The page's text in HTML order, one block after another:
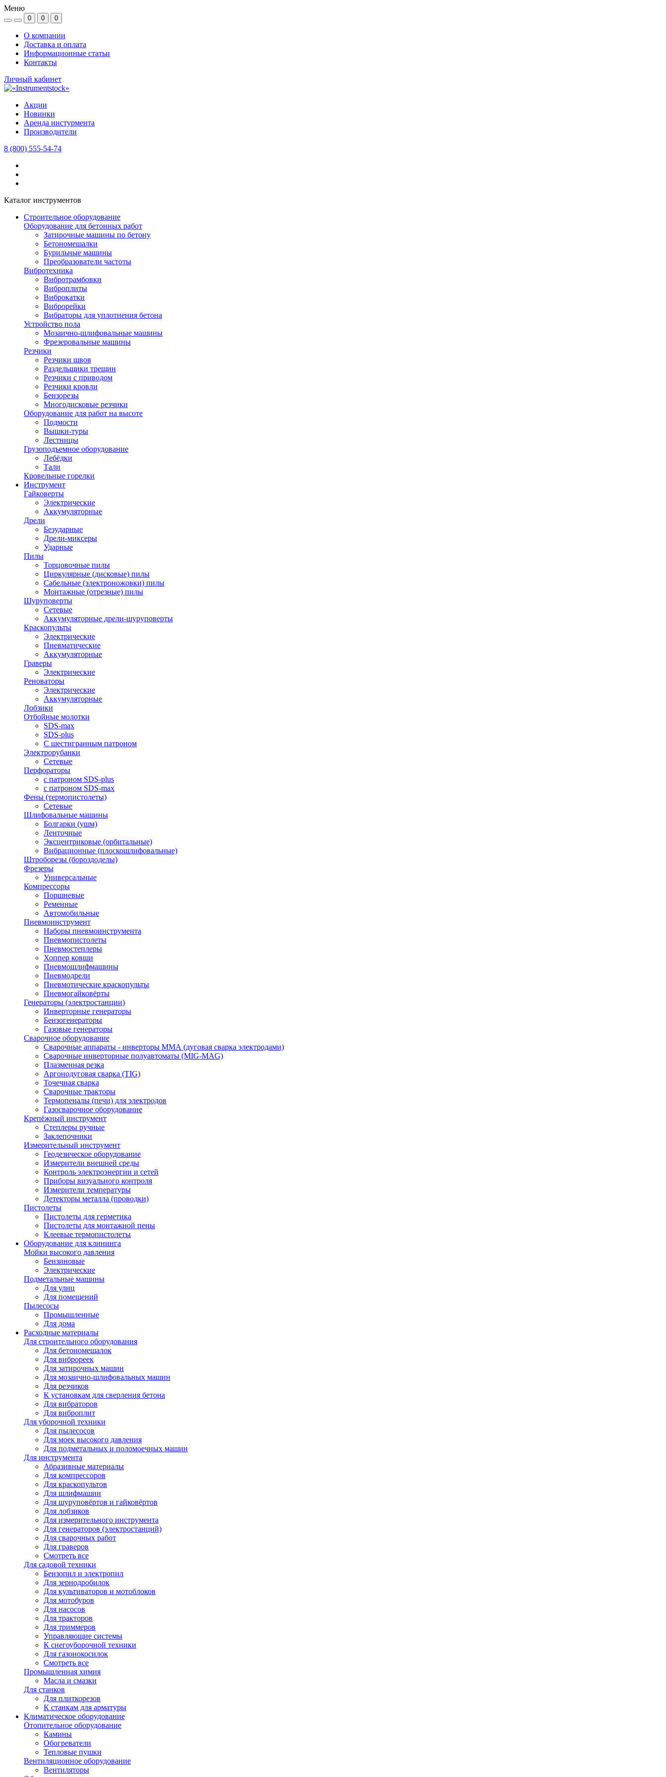
Меню
0 0 0
О компании
Доставка и оплата
Информационные статьи
Контакты
Личный кабинет
Акции
Новинки
Аренда инстурмента
Производители
8 (800) 555-54-74
Каталог инструментов
Строительное оборудование
Оборудование для бетонных работ
Затирочные машины по бетону
Бетономешалки
Бурильные машины
Преобразователи частоты
Вибротехника
Вибротрамбовки
Виброплиты
Виброкатки
Виброрейки
Вибраторы для уплотнения бетона
Устройство пола
Мозаично-шлифовальные машины
Фрезеровальные машины
Резчики
Резчики швов
Раздельщики трещин
Резчики с приводом
Резчики кровли
Бензорезы
Многодисковые резчики
Оборудование для работ на высоте
Подмости
Вышки-туры
Лестницы
Грузоподъемное оборудование
Лебёдки
Тали
Кровельные горелки
Инструмент
Гайковерты
Электрические
Аккумуляторные
Дрели
Безударные
Дрели-миксеры
Ударные
Пилы
Торцовочные пилы
Циркулярные (дисковые) пилы
Сабельные (электроножовки) пилы
Монтажные (отрезные) пилы
Шуруповерты
Сетевые
Аккумуляторные дрели-шуруповерты
Краскопульты
Электрические
Пневматические
Аккумуляторные
Граверы
Электрические
Реноваторы
Электрические
Аккумуляторные
Лобзики
Отбойные молотки
SDS-max
SDS-plus
С шестигранным патроном
Электрорубанки
Сетевые
Перфораторы
с патроном SDS-plus
с патроном SDS-max
Фены (термопистолеты)
Сетевые
Шлифовальные машины
Болгарки (ушм)
Ленточные
Эксцентриковые (орбитальные)
Вибрационные (плоскошлифовальные)
Штроборезы (бороздоделы)
Фрезеры
Универсальные
Компрессоры
Поршневые
Ременные
Автомобильные
Пневмоинструмент
Наборы пневмоинструмента
Пневмопистолеты
Пневмостеплеры
Хоппер ковши
Пневмошлифмашины
Пневмодрели
Пневмотические краскопульты
Пневмогайковёрты
Генераторы (электростанции)
Инверторные генераторы
Бензогенераторы
Газовые генераторы
Сварочное оборудование
Сварочные аппараты - инверторы ММА (дуговая сварка электродами)
Сварочные инверторные полуавтоматы (MIG-MAG)
Плазменная резка
Аргонодуговая сварка (TIG)
Точечная сварка
Сварочные тракторы
Термопеналы (печи) для электродов
Газосварочное оборудование
Крепёжный инструмент
Степлеры ручные
Заклепочники
Измерительный инструмент
Геодезическое оборудование
Измерители внешней среды
Контроль электроэнергии и сетей
Приборы визуального контроля
Измерители температуры
Детекторы металла (проводки)
Пистолеты
Пистолеты для герметика
Пистолеты для монтажной пены
Клеевые термопистолеты
Оборудование для клининга
Мойки высокого давления
Бензиновые
Электрические
Подметальные машины
Для улиц
Для помещений
Пылесосы
Промышленные
Для дома
Расходные материалы
Для строительного оборудования
Для бетономешалок
Для виброреек
Для затирочных машин
Для мозаично-шлифовальных машин
Для резчиков
К установкам для сверления бетона
Для вибраторов
Для виброплит
Для уборочной техники
Для пылесосов
Для моек высокого давления
Для подметальных и поломоечных машин
Для инструмента
Абразивные материалы
Для компрессоров
Для краскопультов
Для шлифмашин
Для шуруповёртов и гайковёртов
Для лобзиков
Для измерительного инструмента
Для генераторов (электростанций)
Для сварочных работ
Для граверов
Смотреть все
Для садовой техники
Бензопил и электропил
Для зернодробилок
Для культиваторов и мотоблоков
Для мотобуров
Для насосов
Для тракторов
Для триммеров
Управляющие системы
К снегоуборочной техники
Для газонокосилок
Смотреть все
Промышленная химия
Масла и смазки
Для станков
Для плиткорезов
К станкам для арматуры
Климатическое оборудование
Отопительное оборудование
Камины
Обогреватели
Тепловые пушки
Вентиляционное оборудование
Вентиляторы